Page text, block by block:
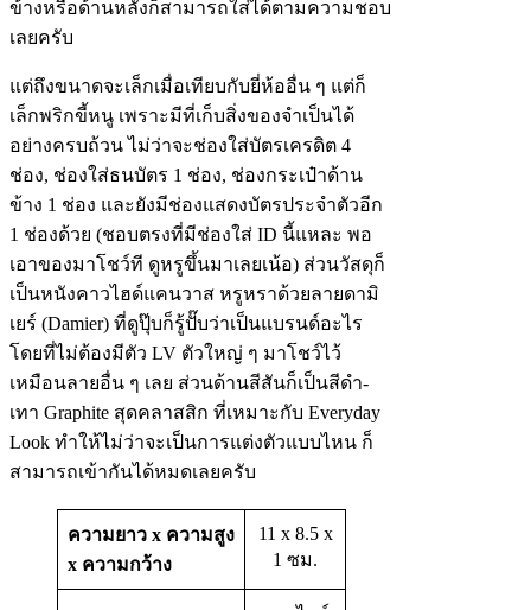
ข้างหรือด้านหลังก็สามารถใส่ได้ตามความชอบ
เลยครับ
แต่ถึงขนาดจะเล็กเมื่อเทียบกับยี่ห้ออื่น ๆ แต่ก็
เล็กพริกขี้หนู เพราะมีที่เก็บสิ่งของจำเป็นได้
อย่างครบถ้วน ไม่ว่าจะช่องใส่บัตรเครดิต 4
ช่อง, ช่องใส่ธนบัตร 1 ช่อง, ช่องกระเป๋าด้าน
ข้าง 1 ช่อง และยังมีช่องแสดงบัตรประจำตัวอีก
1 ช่องด้วย (ชอบตรงที่มีช่องใส่ ID นี้แหละ พอ
เอาของมาโชว์ที ดูหรูขึ้นมาเลยเน้อ) ส่วนวัสดุก็
เป็นหนังคาวไฮด์แคนวาส หรูหราด้วยลายดามิ
เยร์ (Damier) ที่ดูปุ๊บก็รู้ปั๊บว่าเป็นแบรนด์อะไร
โดยที่ไม่ต้องมีตัว LV ตัวใหญ่ ๆ มาโชว์ไว้
เหมือนลายอื่น ๆ เลย ส่วนด้านสีสันก็เป็นสีดำ-
เทา Graphite สุดคลาสสิก ที่เหมาะกับ Everyday
Look ทำให้ไม่ว่าจะเป็นการแต่งตัวแบบไหน ก็
สามารถเข้ากันได้หมดเลยครับ
ความยาว x ความสูง
x ความกว้าง
11 x 8.5 x
1 ซม.